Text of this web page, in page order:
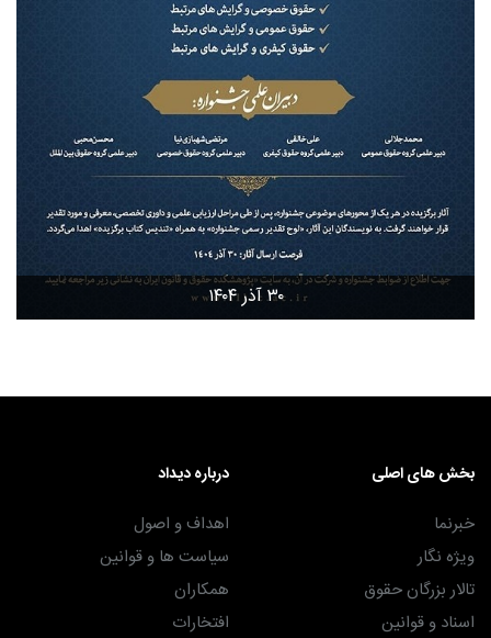
۳۰ آذر ۱۴۰۴
بخش های اصلی
خبرنما
ویژه نگار
تالار بزرگان حقوق
اسناد و قوانین
درباره دیداد
اهداف و اصول
سیاست ها و قوانین
همکاران
افتخارات